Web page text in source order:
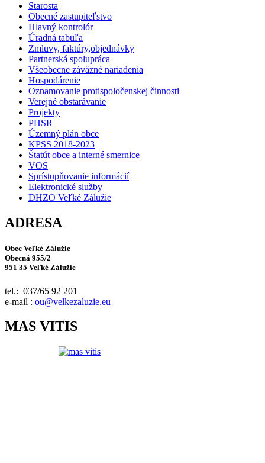
Starosta
Obecné zastupiteľstvo
Hlavný kontrolór
Úradná tabuľa
Zmluvy, faktúry,objednávky
Partnerská spolupráca
Všeobecne záväzné nariadenia
Hospodárenie
Oznamovanie protispoločenskej činnosti
Verejné obstarávanie
Projekty
PHSR
Územný plán obce
KPSS 2018-2023
Štatút obce a interné smernice
VOS
Sprístupňovanie informácií
Elektronické služby
DHZO Veľké Zálužie
ADRESA
Obec Veľké Zálužie
Obecná 955/2
951 35 Veľké Zálužie
tel.: 037/65 92 201
e-mail : ou@velkezaluzie.eu
MAS VITIS